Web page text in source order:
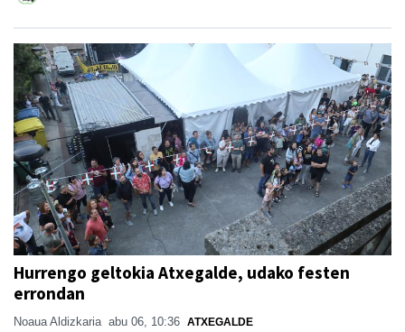
Hurrengo geltokia Atxegalde, udako festen
errondan
Noaua Aldizkaria abu 06, 10:36 ATXEGALDE